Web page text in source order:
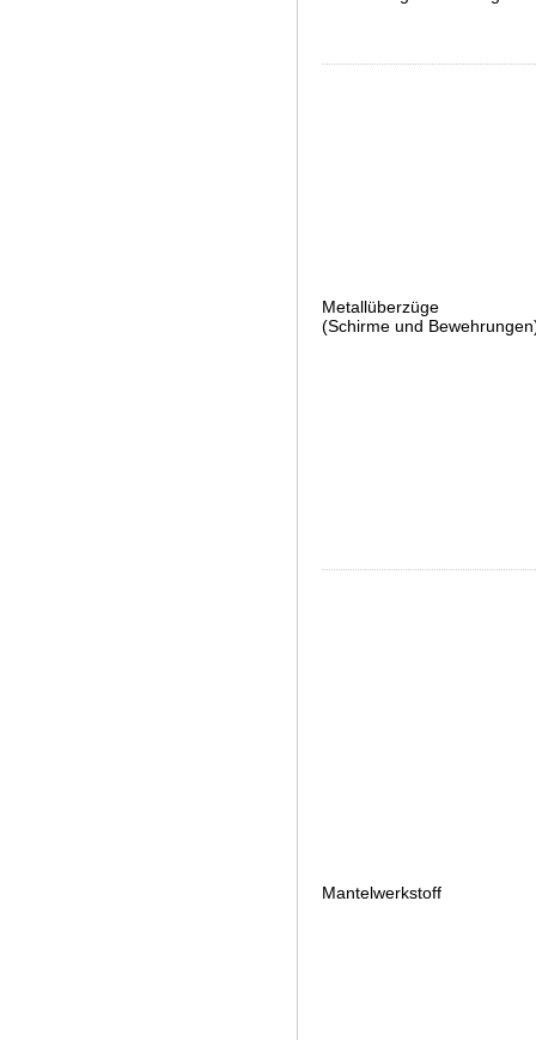
Metallüberzüge
(Schirme und
Mantelwerkstoff